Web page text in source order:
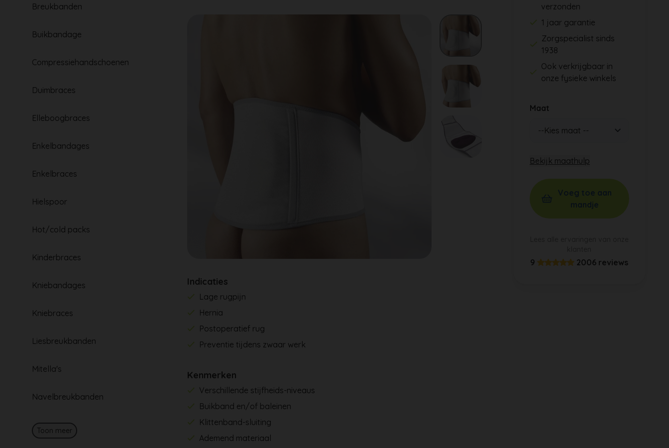
Breukbanden
Buikbandage
Compressiehandschoenen
Duimbraces
Elleboogbraces
Enkelbandages
Enkelbraces
Hielspoor
Hot/cold packs
Kinderbraces
Kniebandages
Kniebraces
Liesbreukbanden
Mitella's
Navelbreukbanden
Toon meer
Indicaties
Lage rugpijn
Hernia
Postoperatief rug
Preventie tijdens zwaar werk
Kenmerken
Verschillende stijfheids-niveaus
Buikband en/of baleinen
Klittenband-sluiting
Ademend materiaal
verzonden
1 jaar garantie
Zorgspecialist sinds
1938
Ook verkrijgbaar in
onze fysieke winkels
Maat
Bekijk maathulp
9 2006 reviews